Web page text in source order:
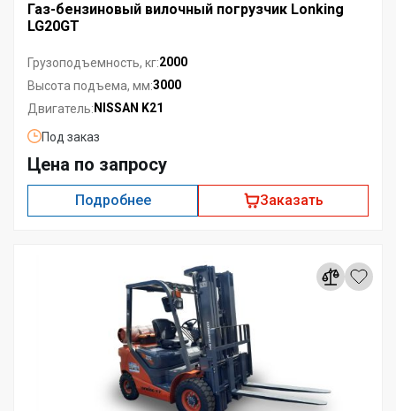
Газ-бензиновый вилочный погрузчик Lonking
LG20GT
Грузоподъемность, кг:2000
Высота подъема, мм:3000
Двигатель: NISSAN K21
Под заказ
Цена по запросу
Подробнее Заказать